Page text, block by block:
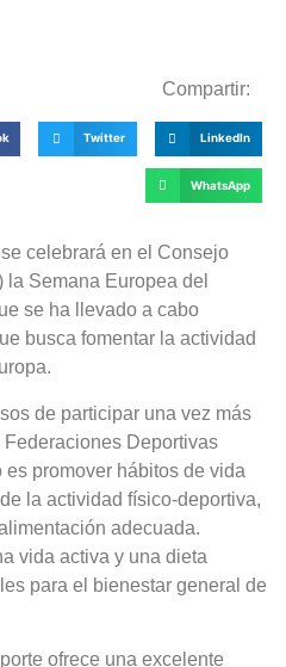
Compartir:
Twitter LinkedIn
WhatsApp
celebrará en el Consejo
Semana Europea del
se ha llevado a cabo
busca fomentar la actividad
de participar una vez más
Deportivas
promover hábitos de vida
la actividad físico-deportiva,
adecuada.
vida activa y una dieta
para el bienestar general de
ofrece una excelente